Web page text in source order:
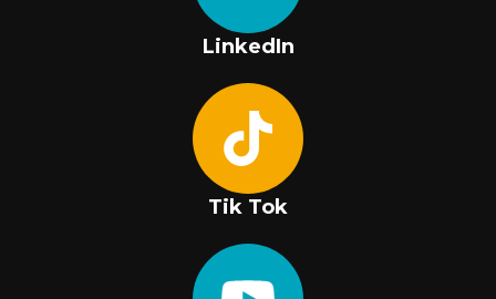
LinkedIn
Tik Tok